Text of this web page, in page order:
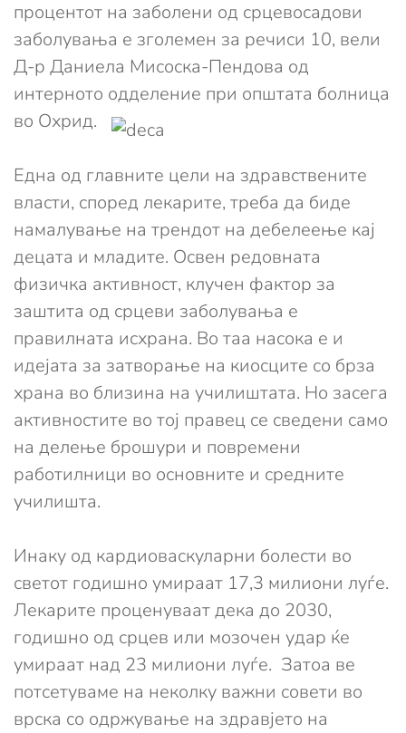
процентот на заболени од срцевосадови
заболувања е зголемен за речиси 10, вели
Д-р Даниела Мисоска-Пендова од
интерното одделение при општата болница
во Охрид.
Една од главните цели на здравствените
власти, според лекарите, треба да биде
намалување на трендот на дебелеење кај
децата и младите. Освен редовната
физичка активност, клучен фактор за
заштита од срцеви заболувања е
правилната исхрана. Во таа насока е и
идејата за затворање на киосците со брза
храна во близина на училиштата. Но засега
активностите во тој правец се сведени само
на делење брошури и повремени
работилници во основните и средните
училишта.
Инаку од кардиоваскуларни болести во
светот годишно умираат 17,3 милиони луѓе.
Лекарите проценуваат дека до 2030,
годишно од срцев или мозочен удар ќе
умираат над 23 милиони луѓе. Затоа ве
потсетуваме на неколку важни совети во
врска со одржување на здравјето на